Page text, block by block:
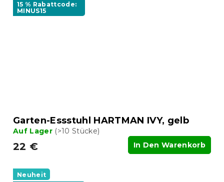
15 % Rabattcode:
MINUS15
Garten-Essstuhl HARTMAN IVY, gelb
Auf Lager (>10 Stücke)
22 € In Den Warenkorb
Neuheit